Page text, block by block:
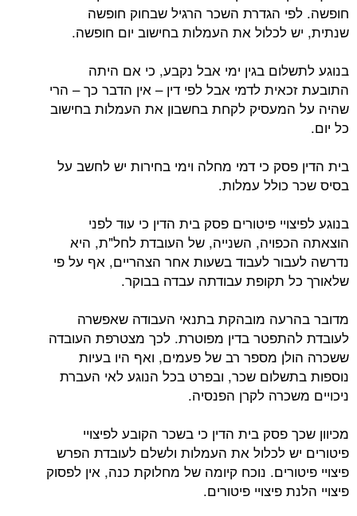
חופשה. לפי הגדרת השכר הרגיל שבחוק חופשה
שנתית, יש לכלול את העמלות בחישוב יום חופשה.
בנוגע לתשלום בגין ימי אבל נקבע, כי אם היתה
התובעת זכאית לדמי אבל לפי דין – אין הדבר כך – הרי
שהיה על המעסיק לקחת בחשבון את העמלות בחישוב
כל יום.
בית הדין פסק כי דמי מחלה וימי בחירות יש לחשב על
בסיס שכר כולל עמלות.
בנוגע לפיצויי פיטורים פסק בית הדין כי עוד לפני
הוצאתה הכפויה, השנייה, של העובדת לחל"ת, היא
נדרשה לעבור לעבוד בשעות אחר הצהריים, אף על פי
שלאורך כל תקופת עבודתה עבדה בבוקר.
מדובר בהרעה מובהקת בתנאי העבודה שאפשרה
לעובדת להתפטר בדין מפוטרת. לכך מצטרפת העובדה
ששכרה הולן מספר רב של פעמים, ואף היו בעיות
נוספות בתשלום שכר, ובפרט בכל הנוגע לאי העברת
ניכויים משכרה לקרן הפנסיה.
מכיוון שכך פסק בית הדין כי בשכר הקובע לפיצויי
פיטורים יש לכלול את העמלות ולשלם לעובדת הפרש
פיצויי פיטורים. נוכח קיומה של מחלוקת כנה, אין לפסוק
פיצויי הלנת פיצויי פיטורים.